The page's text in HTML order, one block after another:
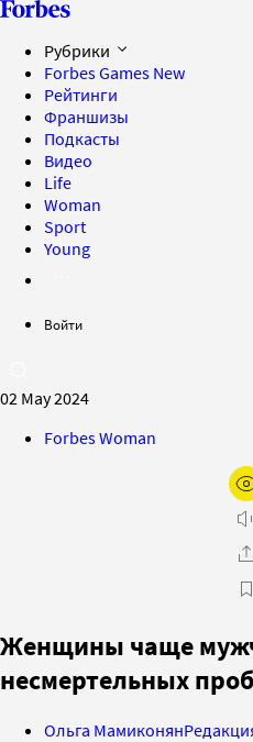
Рубрики
Forbes Games New
Рейтинги
Франшизы
Подкасты
Видео
Life
Woman
Sport
Young
Войти
02 May 2024
Forbes Woman
Женщины чаще
несмертельных
Ольга Мамиконян